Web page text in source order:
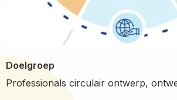
Doelgroep
Professionals circulair ontwerp,